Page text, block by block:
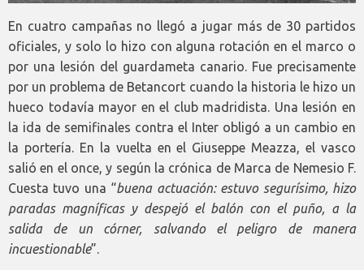
En cuatro campañas no llegó a jugar más de 30 partidos
oficiales, y solo lo hizo con alguna rotación en el marco o
por una lesión del guardameta canario. Fue precisamente
por un problema de Betancort cuando la historia le hizo un
hueco todavía mayor en el club madridista. Una lesión en
la ida de semifinales contra el Inter obligó a un cambio en
la portería. En la vuelta en el Giuseppe Meazza, el vasco
salió en el once, y según la crónica de Marca de Nemesio F.
Cuesta tuvo una “buena actuación: estuvo segurísimo, hizo
paradas magníficas y despejó el balón con el puño, a la
salida de un córner, salvando el peligro de manera
incuestionable”.